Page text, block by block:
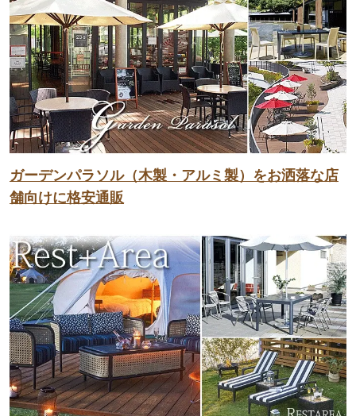
ガーデンパラソル（木製・アルミ製）をお洒落な店
舗向けに格安通販